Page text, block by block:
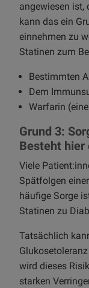
angewiesen ist,
kann das ein
einnehmen zu
Statinen zum
Bestimmten
Dem
Warfarin
Grund 3:
Besteht hier
Viele
Spätfolgen
häufige Sorge
Statinen zu
Tatsächlich
wird dieses
starken